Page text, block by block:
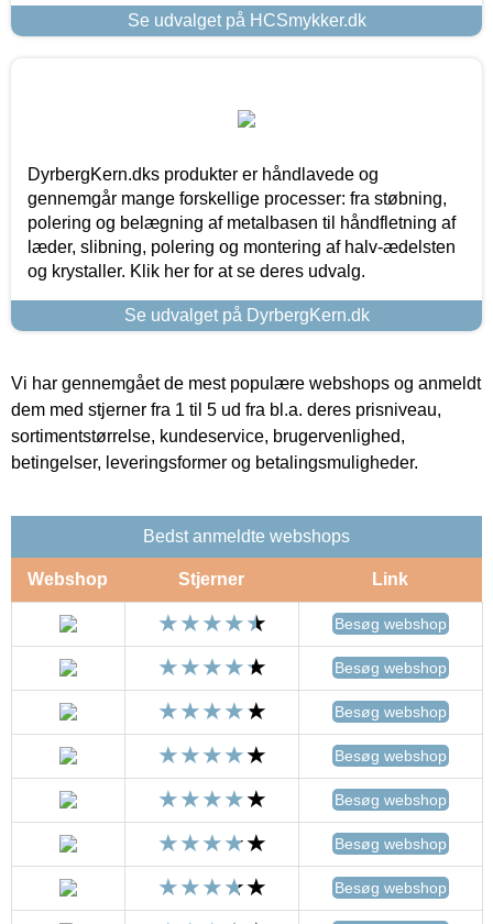
Se udvalget på HCSmykker.dk
DyrbergKern.dks produkter er håndlavede og
gennemgår mange forskellige processer: fra støbning,
polering og belægning af metalbasen til håndfletning af
læder, slibning, polering og montering af halv-ædelsten
og krystaller. Klik her for at se deres udvalg.
Se udvalget på DyrbergKern.dk
Vi har gennemgået de mest populære webshops og anmeldt
dem med stjerner fra 1 til 5 ud fra bl.a. deres prisniveau,
sortimentstørrelse, kundeservice, brugervenlighed,
betingelser, leveringsformer og betalingsmuligheder.
Bedst anmeldte webshops
Webshop Stjerner Link
Besøg webshop
Besøg webshop
Besøg webshop
Besøg webshop
Besøg webshop
Besøg webshop
Besøg webshop